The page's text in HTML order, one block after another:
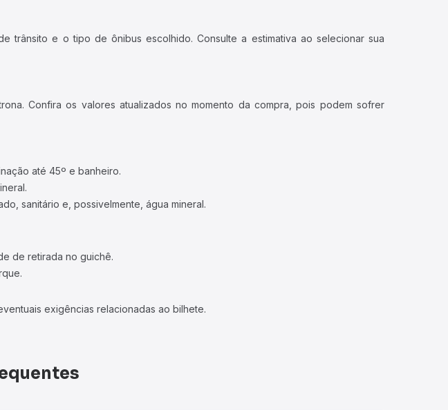
e o tipo de ônibus escolhido. Consulte a estimativa ao selecionar sua
Confira os valores atualizados no momento da compra, pois podem sofrer
até 45º e banheiro.
sanitário e, possivelmente, água mineral.
de retirada no guichê.
exigências relacionadas ao bilhete.